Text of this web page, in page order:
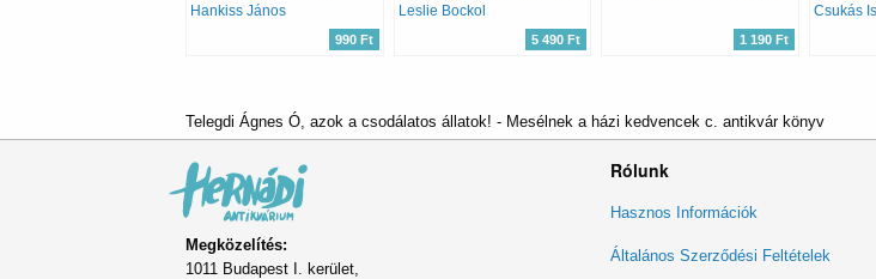
Hankiss János
990 Ft
Leslie Bockol
5 490 Ft 1 190 Ft
Telegdi Ágnes Ó, azok a csodálatos állatok! - Mesélnek a házi kedvencek c. antikvár könyv
Megközelítés:
1011 Budapest I. kerület,
Rólunk
Lábléc
menü
Hasznos Információk
Általános Szerződési Feltételek